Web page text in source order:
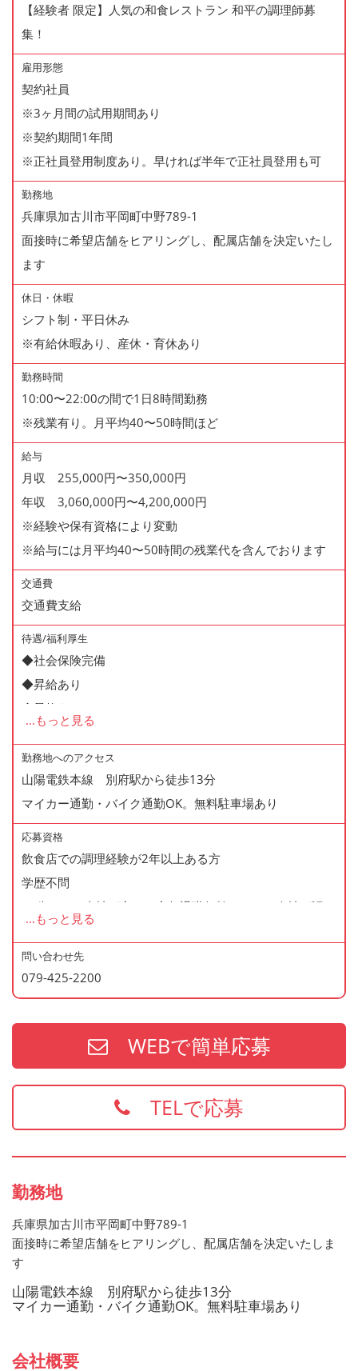
【経験者 限定】人気の和食レストラン 和平の調理師募
集！
雇用形態
契約社員
※3ヶ月間の試用期間あり
※契約期間1年間
※正社員登用制度あり。早ければ半年で正社員登用も可
勤務地
兵庫県加古川市平岡町中野789-1
面接時に希望店舗をヒアリングし、配属店舗を決定いたし
ます
休日・休暇
シフト制・平日休み
※有給休暇あり、産休・育休あり
勤務時間
10:00〜22:00の間で1日8時間勤務
※残業有り。月平均40〜50時間ほど
給与
月収 255,000円〜350,000円
年収 3,060,000円〜4,200,000円
※経験や保有資格により変動
※給与には月平均40〜50時間の残業代を含んでおります
交通費
交通費支給
待遇/福利厚生
◆社会保険完備
◆昇給あり
◆昇格あり
◆正社員登用制度あり
◆有給休暇あり
◆産休・育休あり
◆交通費支給
◆マイカー通勤・バイク通勤OK
◆無料駐車場あり
◆まかない制度あり（1日1食・無料）
◆再雇用制度あり
◆通勤手当あり
... もっと見る
勤務地へのアクセス
山陽電鉄本線 別府駅から徒歩13分
マイカー通勤・バイク通勤OK。無料駐車場あり
応募資格
飲食店での調理経験が2年以上ある方
学歴不問
60歳まで（当社が定める定年退職年齢のため・会社が認め
た場合はこの限りではありません）
＜歓迎資格＞
・調理師免許
・防火管理
・食品衛生責任者
お持ちでない方でもご応募歓迎です
... もっと見る
問い合わせ先
079-425-2200
WEBで簡単応募
TELで応募
勤務地
兵庫県加古川市平岡町中野789-1
面接時に希望店舗をヒアリングし、配属店舗を決定いたしま
す
山陽電鉄本線 別府駅から徒歩13分
マイカー通勤・バイク通勤OK。無料駐車場あり
会社概要